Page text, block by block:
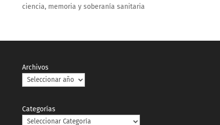
ciencia, memoria y soberanía sanitaria
Archivos
Categorías